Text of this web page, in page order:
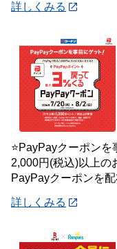
詳しくみる
⭐PayPayクーポンを事前にゲッ
2,000円(税込)以上の
PayPayクーポンを配布中✨ 【対象期間】 7
詳しくみる